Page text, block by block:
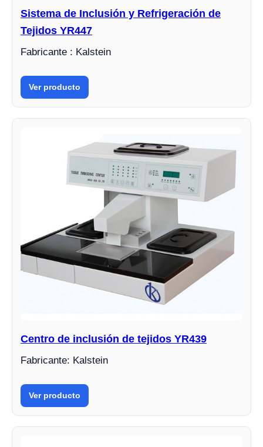
Sistema de Inclusión y Refrigeración de
Tejidos YR447
Fabricante : Kalstein
Ver producto
Centro de inclusión de tejidos YR439
Fabricante: Kalstein
Ver producto